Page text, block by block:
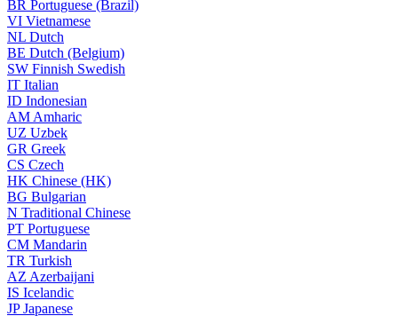
BR Portuguese (Brazil)
VI Vietnamese
NL Dutch
BE Dutch (Belgium)
SW Finnish Swedish
IT Italian
ID Indonesian
AM Amharic
UZ Uzbek
GR Greek
CS Czech
HK Chinese (HK)
BG Bulgarian
N Traditional Chinese
PT Portuguese
CM Mandarin
TR Turkish
AZ Azerbaijani
IS Icelandic
JPJapanese